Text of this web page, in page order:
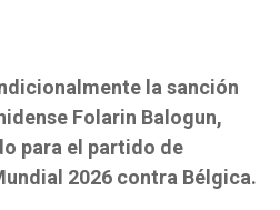
la sanción
Folarin Balogun,
para el partido de
2026 contra Bélgica.